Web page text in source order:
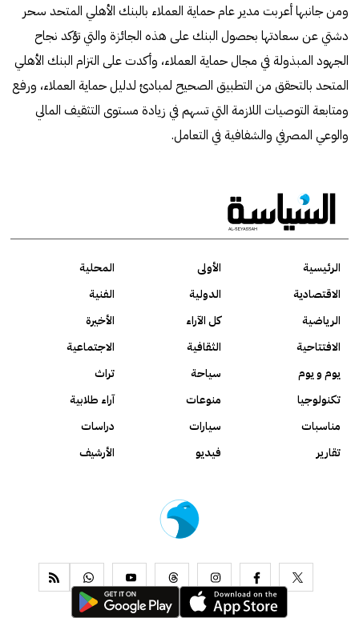
ومن جانبها أعربت مدير عام حماية العملاء بالبنك الأهلي المتحد سحر
دشتي عن سعادتها بحصول البنك على هذه الجائزة والتي تؤكد نجاح
الجهود المبذولة في مجال حماية العملاء، وأكدت على التزام البنك الأهلي
المتحد بالتحقق من التطبيق الصحيح لمبادئ لدليل حماية العملاء، ورفع
ومتابعة التوصيات اللازمة التي تسهم في زيادة مستوى التثقيف المالي
والوعي المصرفي والشفافية في التعامل.
الرئيسية الأولى
المحلية
الاقتصادية
الدولية
الفنية
الرياضية
كل الآراء
الأخيرة
الافتتاحية
الثقافية
الاجتماعية
يوم و يوم
سياحة
تراث
تكنولوجيا
منوعات
آراء طلابية
مناسبات
سيارات
دراسات
تقارير
فيديو الأرشيف